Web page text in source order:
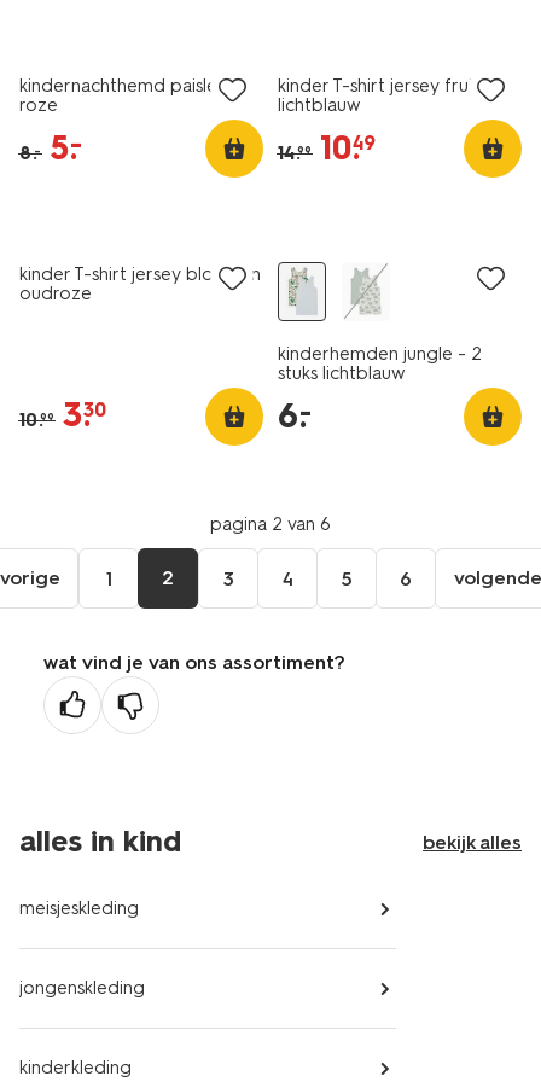
kindernachthemd paisley
roze
8.– 5.
–
kinder T-shirt jersey fruit
lichtblauw
14.99 10.
49
kinder T-shirt jersey bloemen
oudroze
10.99 3.
30
kinderhemden jungle - 2
stuks lichtblauw
6.
–
pagina 2 van 6
ga
naar
vorige
pagina
vorige 1 2 3 4 5 6 volgende
wat vind je van ons assortiment?
alles in kind bekijk alles
meisjeskleding
jongenskleding
kinderkleding